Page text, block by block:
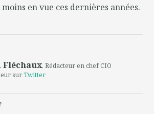
en vue ces dernières années.
Fléchaux, Rédacteur en chef CIO
surTwitter